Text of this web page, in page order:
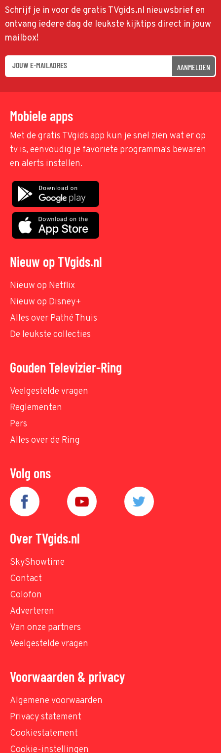
Schrijf je in voor de gratis TVgids.nl nieuwsbrief en
ontvang iedere dag de leukste kijktips direct in jouw
mailbox!
AANMELDEN
Mobiele apps
Met de gratis TVgids app kun je snel zien wat er op
tv is, eenvoudig je favoriete programma's bewaren
en alerts instellen.
Nieuw op TVgids.nl
Nieuw op Netflix
Nieuw op Disney+
Alles over Pathé Thuis
De leukste collecties
Gouden Televizier-Ring
Veelgestelde vragen
Reglementen
Pers
Alles over de Ring
Volg ons
Over TVgids.nl
SkyShowtime
Contact
Colofon
Adverteren
Van onze partners
Veelgestelde vragen
Voorwaarden & privacy
Algemene voorwaarden
Privacy statement
Cookiestatement
Cookie-instellingen